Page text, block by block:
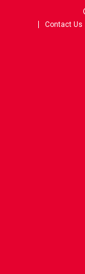
Contact Us